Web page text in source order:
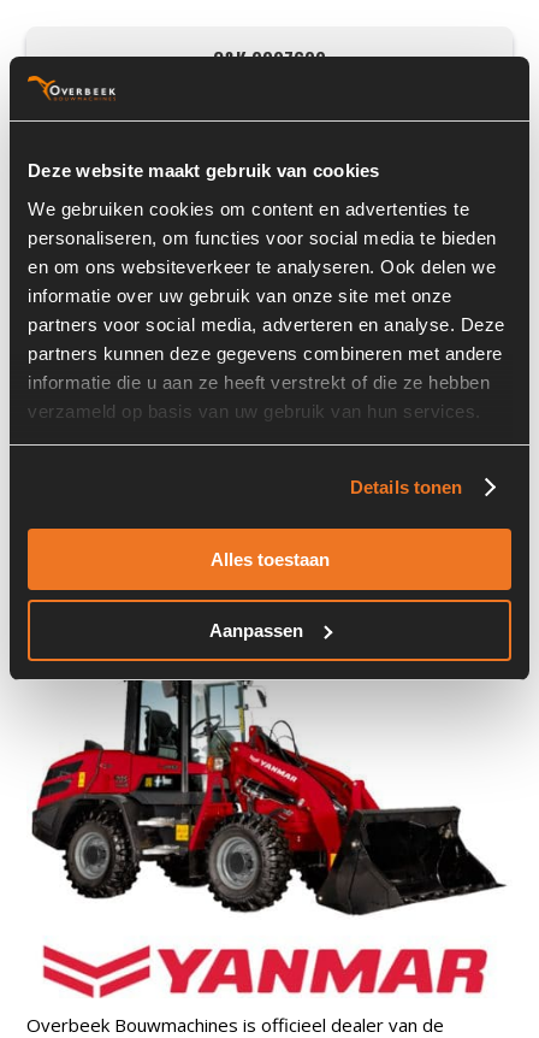
Deze website maakt gebruik van cookies
We gebruiken cookies om content en advertenties te
personaliseren, om functies voor social media te bieden
en om ons websiteverkeer te analyseren. Ook delen we
informatie over uw gebruik van onze site met onze
partners voor social media, adverteren en analyse. Deze
partners kunnen deze gegevens combineren met andere
informatie die u aan ze heeft verstrekt of die ze hebben
verzameld op basis van uw gebruik van hun services.
Details tonen
Alles toestaan
Aanpassen
O&K 2807620
Prijs op aanvraag
Voorraad nummer:
5620
Overbeek Bouwmachines is officieel dealer van de